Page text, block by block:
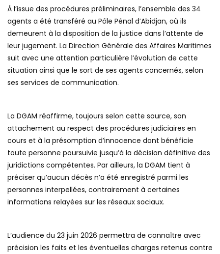
À l’issue des procédures préliminaires, l’ensemble des 34
agents a été transféré au Pôle Pénal d’Abidjan, où ils
demeurent à la disposition de la justice dans l’attente de
leur jugement. La Direction Générale des Affaires Maritimes
suit avec une attention particulière l’évolution de cette
situation ainsi que le sort de ses agents concernés, selon
ses services de communication.
La DGAM réaffirme, toujours selon cette source, son
attachement au respect des procédures judiciaires en
cours et à la présomption d’innocence dont bénéficie
toute personne poursuivie jusqu’à la décision définitive des
juridictions compétentes. Par ailleurs, la DGAM tient à
préciser qu’aucun décès n’a été enregistré parmi les
personnes interpellées, contrairement à certaines
informations relayées sur les réseaux sociaux.
L’audience du 23 juin 2026 permettra de connaître avec
précision les faits et les éventuelles charges retenus contre